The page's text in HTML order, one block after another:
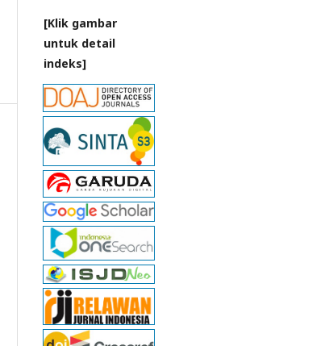
[Klik gambar
untuk detail
indeks]